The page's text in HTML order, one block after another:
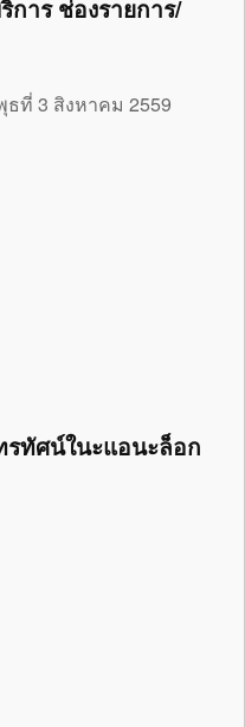
าร ช่องรายการ/
ธที่ 3 สิงหาคม 2559
ทัศน์ในะแอนะล็อก